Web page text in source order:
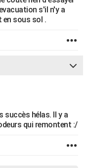
s'il n'y a
en sous sol .
succès hélas. Il y a
qui remontent :/